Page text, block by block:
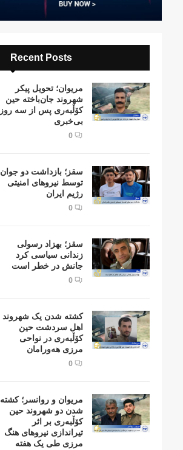
Recent Posts
مریوان؛ تحویل پیکر
شهروند جان‌باخته حین
کۆڵبەری پس از سە روز
بی‌خبری
0
سقز؛ بازداشت دو جوان
توسط نیروهای امنیتی
رژیم ایران
0
سقز؛ بهزاد رسولی
زندانی سیاسی کرد
جانش در خطر است
0
کشتە شدن یک شهروند
اهل سردشت حین
کۆڵبەری در نواحی
مرزی هەورامان
0
مریوان و روانسر؛ کشته
شدن دو شهروند حین
کۆڵبەری بر اثر
تیراندازی نیروهای هنگ
مرزی طی یک هفته